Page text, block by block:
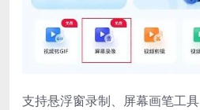
支持悬浮窗录制、屏幕画笔工